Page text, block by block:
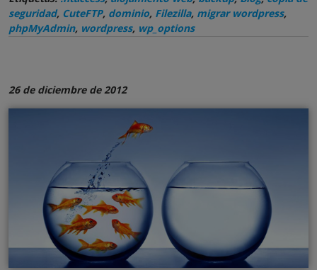
seguridad, CuteFTP, dominio, Filezilla, migrar wordpress,
phpMyAdmin, wordpress, wp_options
26 de diciembre de 2012